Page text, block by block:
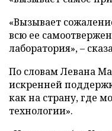
«Вызывает
всю ее
лаборатория», –
По словам Левана
искренней
как на страну, где
технологии».